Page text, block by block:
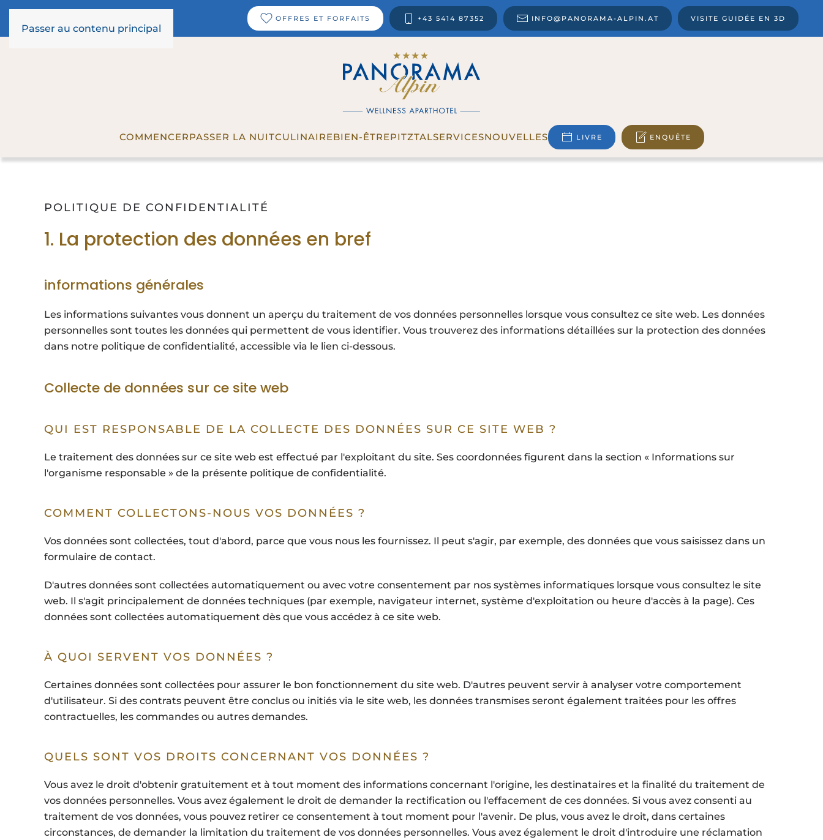
Passer au contenu principal
OFFRES ET FORFAITS +43 5414 87352 INFO@PANORAMA-ALPIN.AT VISITE GUIDÉE EN 3D
COMMENCERPASSER LA NUITCULINAIREBIEN-ÊTREPITZTALSERVICESNOUVELLES LIVRE ENQUÊTE
POLITIQUE DE CONFIDENTIALITÉ
1. La protection des données en bref
informations générales
Les informations suivantes vous donnent un aperçu du traitement de vos données personnelles lorsque vous consultez ce site web. Les données
personnelles sont toutes les données qui permettent de vous identifier. Vous trouverez des informations détaillées sur la protection des données
dans notre politique de confidentialité, accessible via le lien ci-dessous.
Collecte de données sur ce site web
QUI EST RESPONSABLE DE LA COLLECTE DES DONNÉES SUR CE SITE WEB ?
Le traitement des données sur ce site web est effectué par l'exploitant du site. Ses coordonnées figurent dans la section « Informations sur
l'organisme responsable » de la présente politique de confidentialité.
COMMENT COLLECTONS-NOUS VOS DONNÉES ?
Vos données sont collectées, tout d'abord, parce que vous nous les fournissez. Il peut s'agir, par exemple, des données que vous saisissez dans un
formulaire de contact.
D'autres données sont collectées automatiquement ou avec votre consentement par nos systèmes informatiques lorsque vous consultez le site
web. Il s'agit principalement de données techniques (par exemple, navigateur internet, système d'exploitation ou heure d'accès à la page). Ces
données sont collectées automatiquement dès que vous accédez à ce site web.
À QUOI SERVENT VOS DONNÉES ?
Certaines données sont collectées pour assurer le bon fonctionnement du site web. D'autres peuvent servir à analyser votre comportement
d'utilisateur. Si des contrats peuvent être conclus ou initiés via le site web, les données transmises seront également traitées pour les offres
contractuelles, les commandes ou autres demandes.
QUELS SONT VOS DROITS CONCERNANT VOS DONNÉES ?
Vous avez le droit d'obtenir gratuitement et à tout moment des informations concernant l'origine, les destinataires et la finalité du traitement de
vos données personnelles. Vous avez également le droit de demander la rectification ou l'effacement de ces données. Si vous avez consenti au
traitement de vos données, vous pouvez retirer ce consentement à tout moment pour l'avenir. De plus, vous avez le droit, dans certaines
circonstances, de demander la limitation du traitement de vos données personnelles. Vous avez également le droit d'introduire une réclamation